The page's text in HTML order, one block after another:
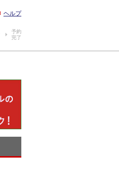
ヘルプ
予約
完了